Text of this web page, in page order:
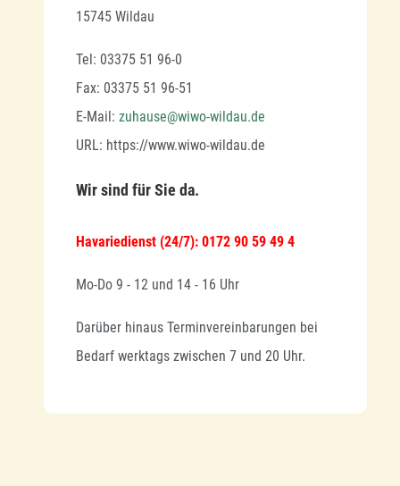
15745 Wildau
Tel: 03375 51 96-0
Fax: 03375 51 96-51
E-Mail:zuhause@wiwo-wildau.de
URL: https://www.wiwo-wildau.de
Wir sind für Sie da.
Havariedienst (24/7): 0172 90 59 49 4
Mo-Do 9 - 12 und 14 - 16 Uhr
Darüber hinaus Terminvereinbarungen bei
Bedarf werktags zwischen 7 und 20 Uhr.